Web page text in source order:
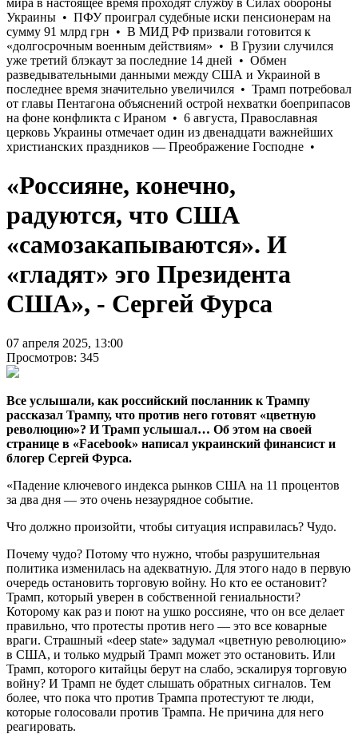
«Россияне, конечно,
радуются, что США
«самозакапываются». И
«гладят» эго Президента
США», - Сергей Фурса
07 апреля 2025, 13:00
Просмотров: 345
Все услышали, как российский посланник к Трампу
рассказал Трампу, что против него готовят «цветную
революцию»? И Трамп услышал… Об этом на своей
странице в «Facebook» написал украинский финансист и
блогер Сергей Фурса.
«Падение ключевого индекса рынков США на 11 процентов
за два дня — это очень незаурядное событие.
Что должно произойти, чтобы ситуация исправилась? Чудо.
Почему чудо? Потому что нужно, чтобы разрушительная
политика изменилась на адекватную. Для этого надо в первую
очередь остановить торговую войну. Но кто ее остановит?
Трамп, который уверен в собственной гениальности?
Которому как раз и поют на ушко россияне, что он все делает
правильно, что протесты против него — это все коварные
враги. Страшный «deep state» задумал «цветную революцию»
в США, и только мудрый Трамп может это остановить. Или
Трамп, которого китайцы берут на слабо, эскалируя торговую
войну? И Трамп не будет слышать обратных сигналов. Тем
более, что пока что против Трампа протестуют те люди,
которые голосовали против Трампа. Не причина для него
реагировать.